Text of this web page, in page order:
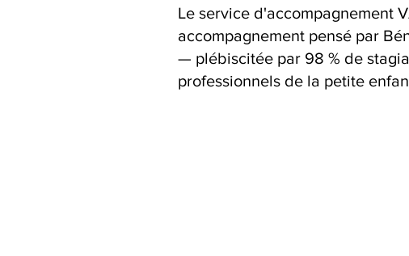
Le service d'accompagnement
accompagnement pensé par
— plébiscitée par 98 % de
professionnels de la petite